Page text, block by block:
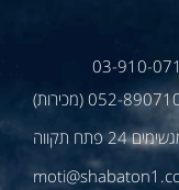
03-910-
8907103 (מכירות)